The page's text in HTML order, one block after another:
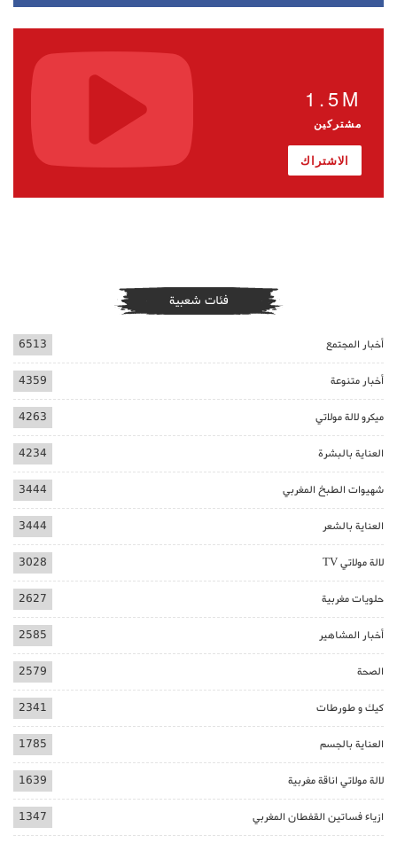
1.5M
مشتركين
الاشتراك
فئات شعبية
أخبار المجتمع 6513
أخبار متنوعة 4359
ميكرو لالة مولاتي 4263
العناية بالبشرة 4234
شهيوات الطبخ المغربي 3444
العناية بالشعر 3444
لالة مولاتي TV 3028
حلويات مغربية 2627
أخبار المشاهير 2585
الصحة 2579
كيك و طورطات 2341
العناية بالجسم 1785
لالة مولاتي اناقة مغربية 1639
ازياء فساتين القفطان المغربي 1347